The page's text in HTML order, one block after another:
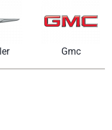
Ssang Yong